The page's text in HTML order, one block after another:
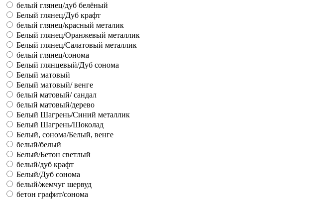
белый глянец/дуб белёный
Белый глянец/Дуб крафт
белый глянец/красный металик
Белый глянец/Оранжевый металлик
Белый глянец/Салатовый металлик
белый глянец/сонома
Белый глянцевый/Дуб сонома
Белый матовый
Белый матовый/ венге
белый матовый/ сандал
белый матовый/дерево
Белый Шагрень/Синий металлик
Белый Шагрень/Шоколад
Белый, сонома/Белый, венге
белый/белый
Белый/Бетон светлый
белый/дуб крафт
Белый/Дуб сонома
белый/жемчуг шервуд
бетон графит/сонома